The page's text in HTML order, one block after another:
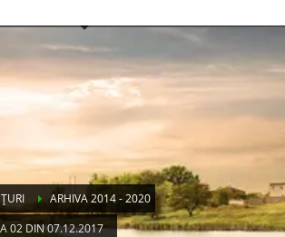
ARHIVA 2014 - 2020
02 DIN 07.12.2017